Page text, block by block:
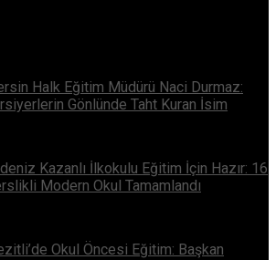
Halk Eğitim Müdürü Naci Durmaz:
Gönlünde Taht Kuran İsim
Kazanlı İlkokulu Eğitim İçin Hazır: 16
Modern Okul Tamamlandı
Okul Öncesi Eğitim: Başkan